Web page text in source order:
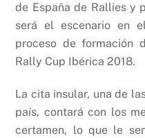
de España de Rallies y
será el escenario en
proceso de formación
Rally Cup Ibérica 2018.
La cita insular, una de
país, contará con los
certamen, lo que le